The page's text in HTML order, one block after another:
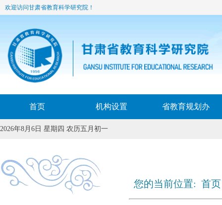
欢迎访问甘肃省教育科学研究院！
首页 机构设置 省教育规划办
2026年8月6日 星期四 农历五月初一
您的当前位置: 首页